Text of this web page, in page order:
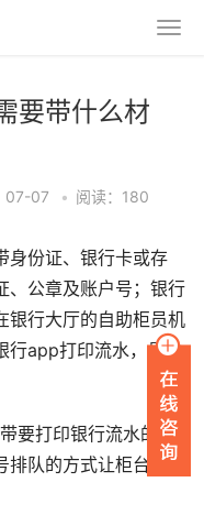
要带什么材
07-07 • 阅读：180
份证、银行卡或存
、公章及账户号；银行
银行大厅的自助柜员机
行app打印流水，具体
要打印银行流水的银
队的方式让柜台工作